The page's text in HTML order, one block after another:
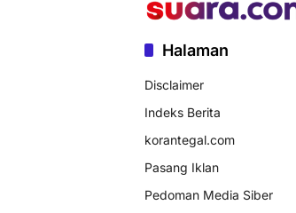
Halaman
Disclaimer
Indeks Berita
korantegal.com
Pasang Iklan
Pedoman Media Siber